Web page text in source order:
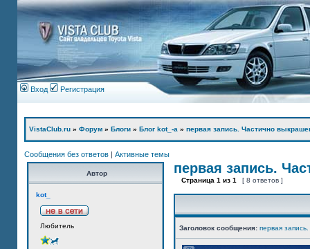
Вход Регистрация
VistaClub.ru » Форум » Блоги » Блог kot_-а » первая запись. Частично
Сообщения без ответов | Активные темы
Автор
kot_
Любитель
первая запись.
Страница 1 из 1 [ 8 ответов ]
Заголовок сообщения: первая